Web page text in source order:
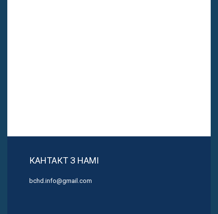
КАНТАКТ З НАМІ
bchd.info@gmail.com